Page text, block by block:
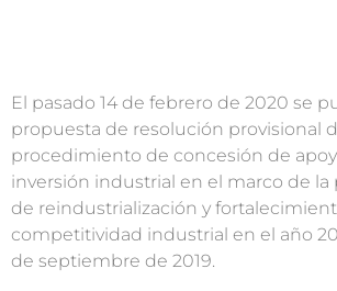
El pasado 14 de febrero de 2020 se
propuesta de resolución provisional
procedimiento de concesión de
inversión industrial en el marco de la
de reindustrialización y
competitividad industrial en el año
de septiembre de 2019.